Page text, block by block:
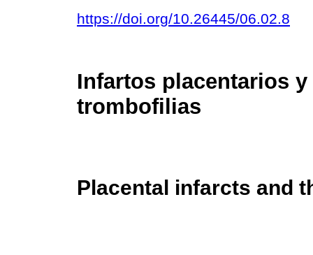
https://doi.org/10.26445/06.02.8
Infartos placentarios y
trombofilias
Placental infarcts and